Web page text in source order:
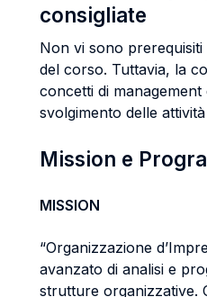
consigliate
Non vi sono
del corso. Tuttavia, la
concetti di
svolgimento delle
Mission e
MISSION
“Organizzazione
avanzato di analisi e
strutture organizzative.